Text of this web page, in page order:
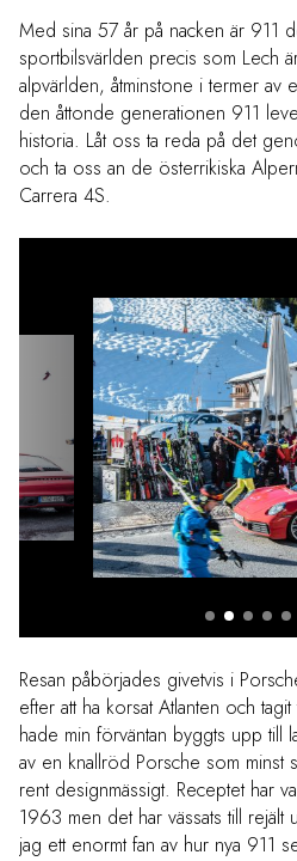
Med sina 57 år på nacken är 911
sportbilsvärlden precis som Lech
alpvärlden, åtminstone i termer av
den åttonde generationen 911
historia. Låt oss ta reda på det
och ta oss an de österrikiska
Carrera 4S.
Resan påbörjades givetvis i
efter att ha korsat Atlanten och
hade min förväntan byggts upp till
av en knallröd Porsche som minst
rent designmässigt. Receptet har
1963 men det har vässats till
jag ett enormt fan av hur nya 911